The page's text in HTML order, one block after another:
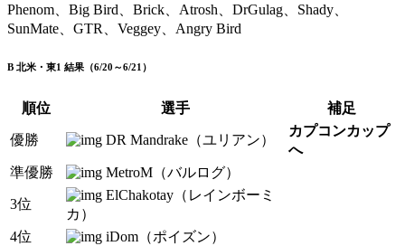
Phenom、Big Bird、Brick、Atrosh、DrGulag、Shady、
SunMate、GTR、Veggey、Angry Bird
B 北米・東1 結果（6/20～6/21）
順位 選手 補足
優勝 DR Mandrake（ユリアン）
カプコンカップ
へ
準優勝
MetroM（バルログ）
3位
ElChakotay（レインボーミ
カ）
4位
iDom（ポイズン）